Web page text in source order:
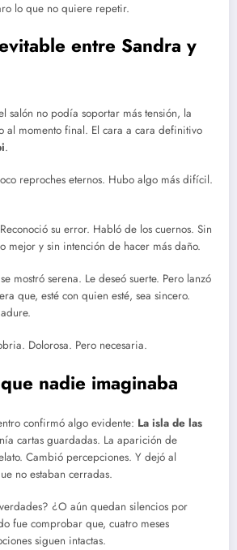
lo que no quiere repetir.
entre Sandra y
salón no podía soportar más tensión, la
al momento final. El cara a cara definitivo
.
reproches eternos. Hubo algo más difícil.
su error. Habló de los cuernos. Sin
mejor y sin intención de hacer más daño.
mostró serena. Le deseó suerte. Pero lanzó
que, esté con quien esté, sea sincero.
Dolorosa. Pero necesaria.
nadie imaginaba
confirmó algo evidente: La isla de las
cartas guardadas. La aparición de
Cambió percepciones. Y dejó al
no estaban cerradas.
¿O aún quedan silencios por
fue comprobar que, cuatro meses
siguen intactas.